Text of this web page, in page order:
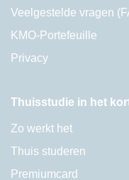
Veelgestelde vragen
KMO-Portefeuille
Privacy
Thuisstudie in het
Zo werkt het
Thuis studeren
Premiumcard